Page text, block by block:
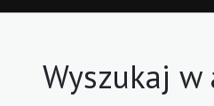
Wyszukaj w